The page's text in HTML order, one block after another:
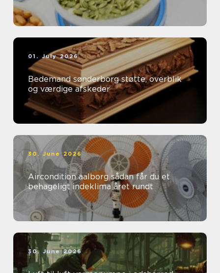
01. July 2026
Bedemand sønderborg støtte, overblik
og værdige afskeder
30. June 2026
Aircondition aalborg sådan får du et
behageligt indeklima året rundt
30. June 2026